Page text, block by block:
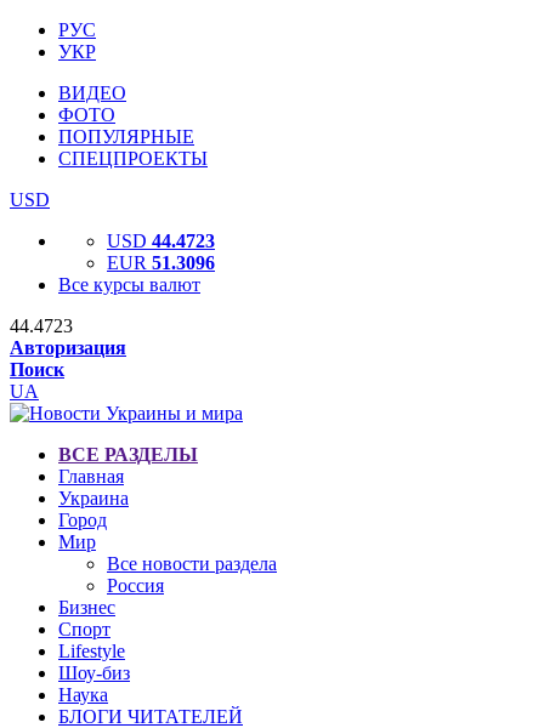
РУС
УКР
ВИДЕО
ФОТО
ПОПУЛЯРНЫЕ
СПЕЦПРОЕКТЫ
USD
USD 44.4723
EUR 51.3096
Все курсы валют
44.4723
Авторизация
Поиск
UA
ВСЕ РАЗДЕЛЫ
Главная
Украина
Город
Мир
Все новости раздела
Россия
Бизнес
Спорт
Lifestyle
Шоу-биз
Наука
БЛОГИ ЧИТАТЕЛЕЙ